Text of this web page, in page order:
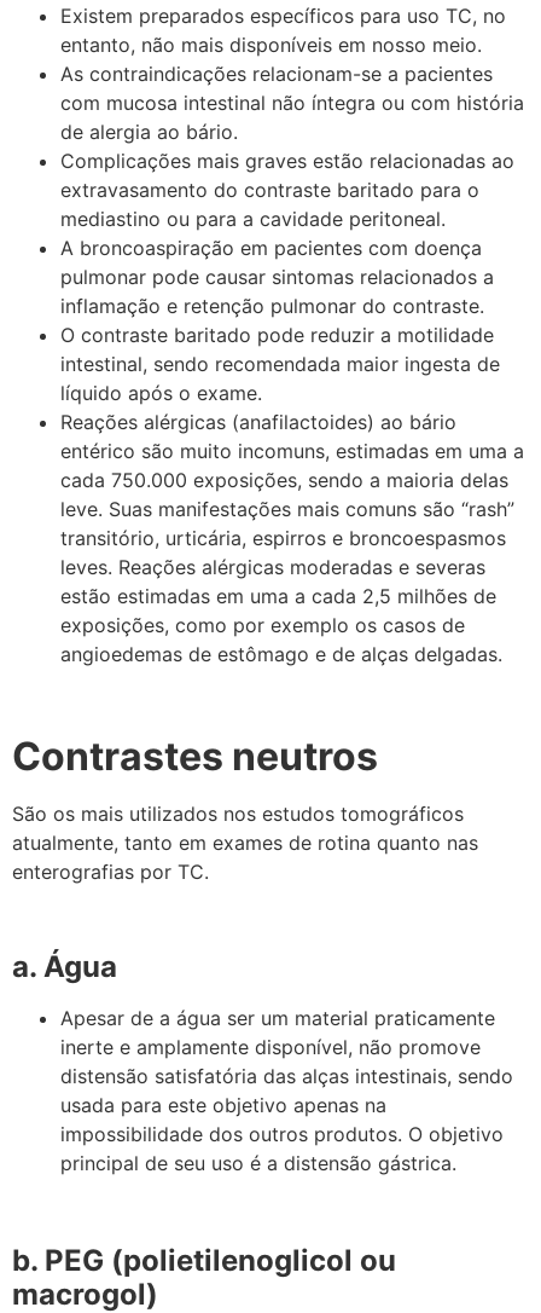
Existem preparados específicos para uso TC, no
entanto, não mais disponíveis em nosso meio.
As contraindicações relacionam-se a pacientes
com mucosa intestinal não íntegra ou com história
de alergia ao bário.
Complicações mais graves estão relacionadas ao
extravasamento do contraste baritado para o
mediastino ou para a cavidade peritoneal.
A broncoaspiração em pacientes com doença
pulmonar pode causar sintomas relacionados a
inflamação e retenção pulmonar do contraste.
O contraste baritado pode reduzir a motilidade
intestinal, sendo recomendada maior ingesta de
líquido após o exame.
Reações alérgicas (anafilactoides) ao bário
entérico são muito incomuns, estimadas em uma a
cada 750.000 exposições, sendo a maioria delas
leve. Suas manifestações mais comuns são “rash”
transitório, urticária, espirros e broncoespasmos
leves. Reações alérgicas moderadas e severas
estão estimadas em uma a cada 2,5 milhões de
exposições, como por exemplo os casos de
angioedemas de estômago e de alças delgadas.
Contrastes neutros
São os mais utilizados nos estudos tomográficos
atualmente, tanto em exames de rotina quanto nas
enterografias por TC.
a. Água
Apesar de a água ser um material praticamente
inerte e amplamente disponível, não promove
distensão satisfatória das alças intestinais, sendo
usada para este objetivo apenas na
impossibilidade dos outros produtos. O objetivo
principal de seu uso é a distensão gástrica.
b. PEG (polietilenoglicol ou
macrogol)